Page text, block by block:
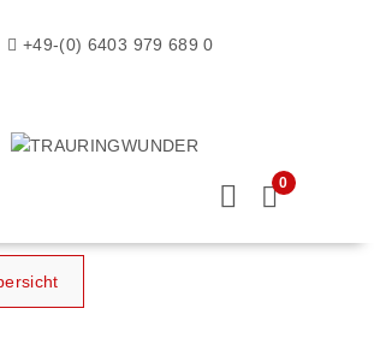
+49-(0) 6403 979 689 0
0